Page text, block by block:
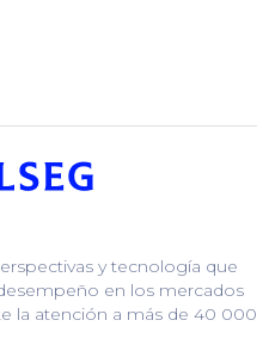
y tecnología que
en los mercados
la atención a más de 40 000